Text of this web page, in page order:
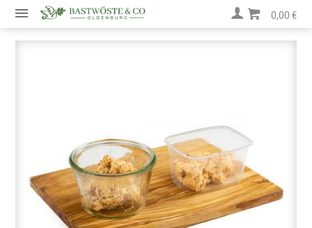
0,00 €